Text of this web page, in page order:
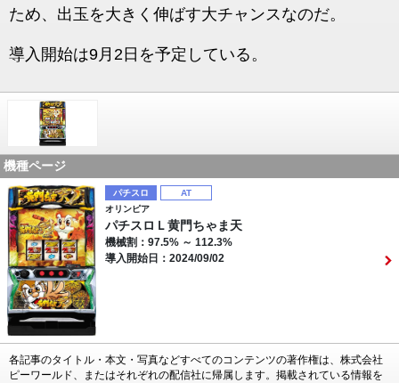
ため、出玉を大きく伸ばす大チャンスなのだ。
導入開始は9月2日を予定している。
機種ページ
パチスロ
AT
オリンピア
パチスロＬ黄門ちゃま天
機械割：97.5% ～ 112.3%
導入開始日：2024/09/02
各記事のタイトル・本文・写真などすべてのコンテンツの著作権は、株式会社
ピーワールド、またはそれぞれの配信社に帰属します。掲載されている情報を